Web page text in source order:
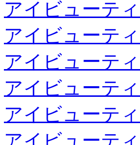
アイビューテ
アイビューテ
アイビューテ
アイビューテ
アイビューテ
アイビューテ